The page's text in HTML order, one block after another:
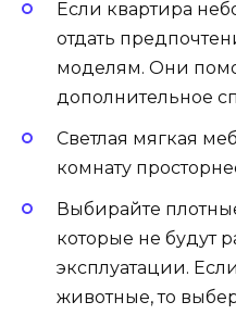
Если квартира
отдать
моделям. Они
дополнительное
Светлая мягкая
комнату
Выбирайте
которые не будут
эксплуатации.
животные, то